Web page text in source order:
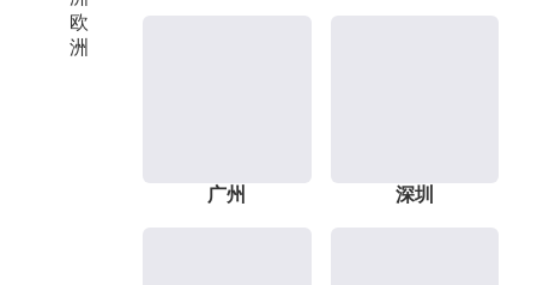
欧
洲
广州 深圳